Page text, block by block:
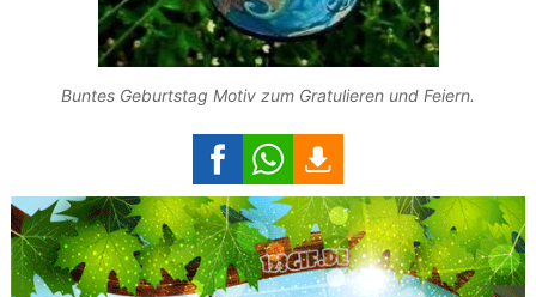
Buntes Geburtstag Motiv zum Gratulieren und Feiern.